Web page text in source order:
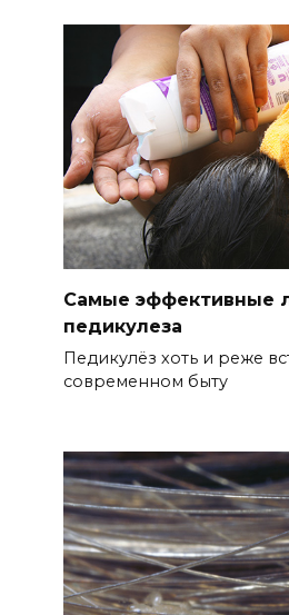
Самые эффективные
педикулеза
Педикулёз хоть и реже
современном быту